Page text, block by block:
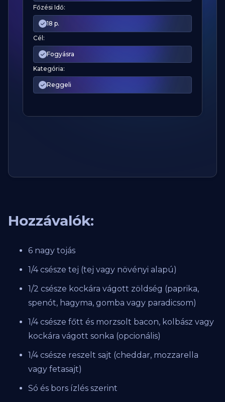
Főzési Idő:
18 p.
Cél:
Fogyásra
Kategória:
Reggeli
Hozzávalók:
6 nagy tojás
1/4 csésze tej (tej vagy növényi alapú)
1/2 csésze kockára vágott zöldség (paprika,
spenót, hagyma, gomba vagy paradicsom)
1/4 csésze főtt és morzsolt bacon, kolbász vagy
kockára vágott sonka (opcionális)
1/4 csésze reszelt sajt (cheddar, mozzarella
vagy fetasajt)
Só és bors ízlés szerint